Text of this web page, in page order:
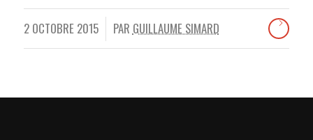
2 OCTOBRE 2015 PAR GUILLAUME SIMARD